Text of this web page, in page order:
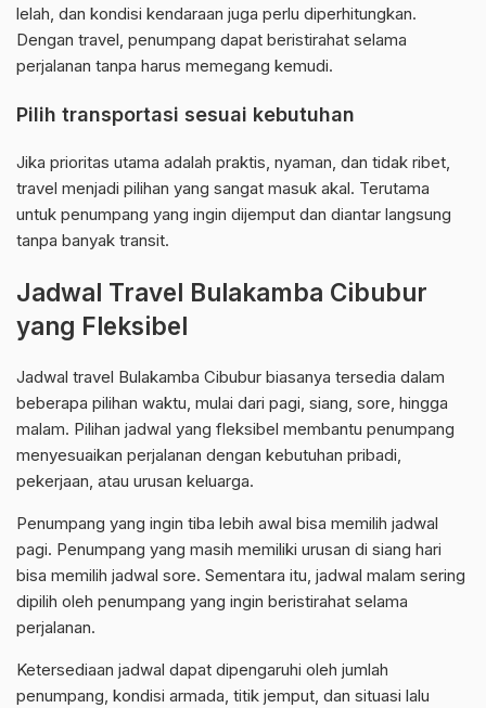
lelah, dan kondisi kendaraan juga perlu diperhitungkan.
Dengan travel, penumpang dapat beristirahat selama
perjalanan tanpa harus memegang kemudi.
Pilih transportasi sesuai kebutuhan
Jika prioritas utama adalah praktis, nyaman, dan tidak ribet,
travel menjadi pilihan yang sangat masuk akal. Terutama
untuk penumpang yang ingin dijemput dan diantar langsung
tanpa banyak transit.
Jadwal Travel Bulakamba Cibubur
yang Fleksibel
Jadwal travel Bulakamba Cibubur biasanya tersedia dalam
beberapa pilihan waktu, mulai dari pagi, siang, sore, hingga
malam. Pilihan jadwal yang fleksibel membantu penumpang
menyesuaikan perjalanan dengan kebutuhan pribadi,
pekerjaan, atau urusan keluarga.
Penumpang yang ingin tiba lebih awal bisa memilih jadwal
pagi. Penumpang yang masih memiliki urusan di siang hari
bisa memilih jadwal sore. Sementara itu, jadwal malam sering
dipilih oleh penumpang yang ingin beristirahat selama
perjalanan.
Ketersediaan jadwal dapat dipengaruhi oleh jumlah
penumpang, kondisi armada, titik jemput, dan situasi lalu